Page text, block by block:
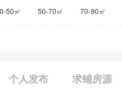
50㎡ 50-70㎡ 70-90㎡
个人发布 求铺房源